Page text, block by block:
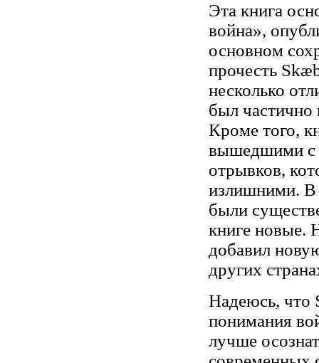
Эта книга
война»,
основном
прочесть
несколько
был частично
Кроме того,
вышедшими с
отрывков,
излишними. В
были
книге новые.
добавил
других
Надеюсь, что
понимания
лучше